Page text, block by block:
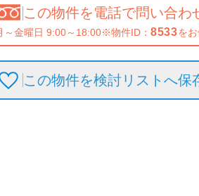
この物件を電話で問い合わ
～金曜日 9:00～18:00※物件ID： 8533を
この物件を検討リストへ保